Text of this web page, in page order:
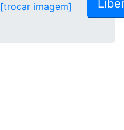
[trocar imagem]